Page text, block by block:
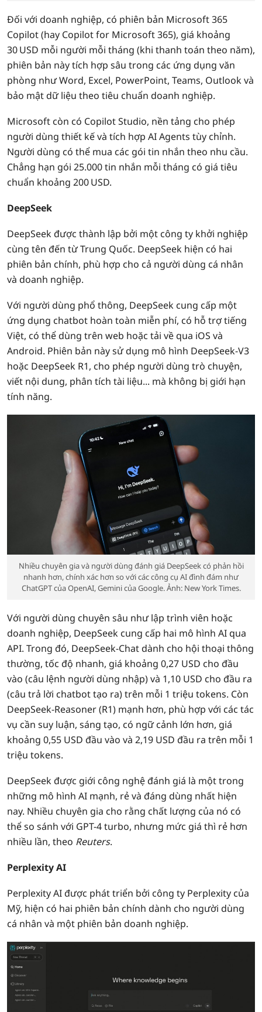
Đối với doanh nghiệp, có phiên bản Microsoft 365
Copilot (hay Copilot for Microsoft 365), giá khoảng
30 USD mỗi người mỗi tháng (khi thanh toán theo năm),
phiên bản này tích hợp sâu trong các ứng dụng văn
phòng như Word, Excel, PowerPoint, Teams, Outlook và
bảo mật dữ liệu theo tiêu chuẩn doanh nghiệp.
Microsoft còn có Copilot Studio, nền tảng cho phép
người dùng thiết kế và tích hợp AI Agents tùy chỉnh.
Người dùng có thể mua các gói tin nhắn theo nhu cầu.
Chẳng hạn gói 25.000 tin nhắn mỗi tháng có giá tiêu
chuẩn khoảng 200 USD.
DeepSeek
DeepSeek được thành lập bởi một công ty khởi nghiệp
cùng tên đến từ Trung Quốc. DeepSeek hiện có hai
phiên bản chính, phù hợp cho cả người dùng cá nhân
và doanh nghiệp.
Với người dùng phổ thông, DeepSeek cung cấp một
ứng dụng chatbot hoàn toàn miễn phí, có hỗ trợ tiếng
Việt, có thể dùng trên web hoặc tải về qua iOS và
Android. Phiên bản này sử dụng mô hình DeepSeek‑V3
hoặc DeepSeek R1, cho phép người dùng trò chuyện,
viết nội dung, phân tích tài liệu... mà không bị giới hạn
tính năng.
Nhiều chuyên gia và người dùng đánh giá DeepSeek có phản hồi
nhanh hơn, chính xác hơn so với các công cụ AI đình đám như
ChatGPT của OpenAI, Gemini của Google. Ảnh: New York Times.
Với người dùng chuyên sâu như lập trình viên hoặc
doanh nghiệp, DeepSeek cung cấp hai mô hình AI qua
API. Trong đó, DeepSeek‑Chat dành cho hội thoại thông
thường, tốc độ nhanh, giá khoảng 0,27 USD cho đầu
vào (câu lệnh người dùng nhập) và 1,10 USD cho đầu ra
(câu trả lời chatbot tạo ra) trên mỗi 1 triệu tokens. Còn
DeepSeek‑Reasoner (R1) mạnh hơn, phù hợp với các tác
vụ cần suy luận, sáng tạo, có ngữ cảnh lớn hơn, giá
khoảng 0,55 USD đầu vào và 2,19 USD đầu ra trên mỗi 1
triệu tokens.
DeepSeek được giới công nghệ đánh giá là một trong
những mô hình AI mạnh, rẻ và đáng dùng nhất hiện
nay. Nhiều chuyên gia cho rằng chất lượng của nó có
thể so sánh với GPT-4 turbo, nhưng mức giá thì rẻ hơn
nhiều lần, theo Reuters.
Perplexity AI
Perplexity AI được phát triển bởi công ty Perplexity của
Mỹ, hiện có hai phiên bản chính dành cho người dùng
cá nhân và một phiên bản doanh nghiệp.